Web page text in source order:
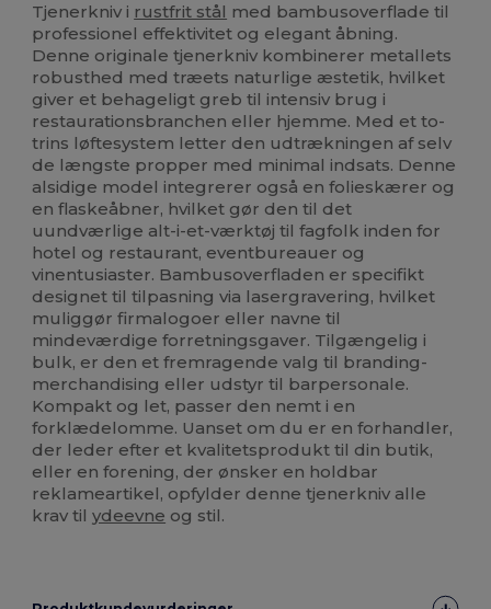
Tjenerkniv i rustfrit stål med bambusoverflade til
professionel effektivitet og elegant åbning.
Denne originale tjenerkniv kombinerer metallets
robusthed med træets naturlige æstetik, hvilket
giver et behageligt greb til intensiv brug i
restaurationsbranchen eller hjemme. Med et to-
trins løftesystem letter den udtrækningen af selv
de længste propper med minimal indsats. Denne
alsidige model integrerer også en folieskærer og
en flaskeåbner, hvilket gør den til det
uundværlige alt-i-et-værktøj til fagfolk inden for
hotel og restaurant, eventbureauer og
vinentusiaster. Bambusoverfladen er specifikt
designet til tilpasning via lasergravering, hvilket
muliggør firmalogoer eller navne til
mindeværdige forretningsgaver. Tilgængelig i
bulk, er den et fremragende valg til branding-
merchandising eller udstyr til barpersonale.
Kompakt og let, passer den nemt i en
forklædelomme. Uanset om du er en forhandler,
der leder efter et kvalitetsprodukt til din butik,
eller en forening, der ønsker en holdbar
reklameartikel, opfylder denne tjenerkniv alle
krav tilydeevne og stil.